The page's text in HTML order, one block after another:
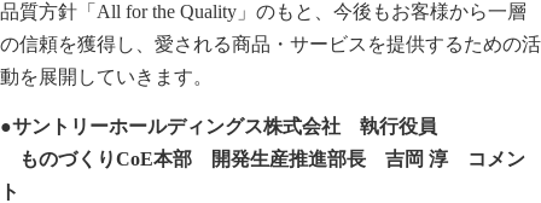
品質方針「All for the Quality」のもと、今後もお客様から一層
の信頼を獲得し、愛される商品・サービスを提供するための活
動を展開していきます。
●サントリーホールディングス株式会社 執行役員
ものづくりCoE本部 開発生産推進部長 吉岡 淳 コメン
ト